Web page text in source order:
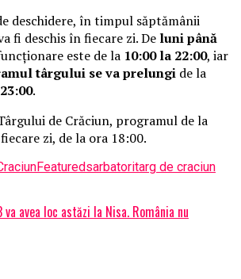
deschidere, în timpul săptămânii
fi deschis în fiecare zi. De luni până
este de la 10:00 la 22:00, iar
târgului se va prelungi de la
.
de Crăciun, programul de la
zi, de la ora 18:00.
Featuredsarbatoritarg de craciun
avea loc astăzi la Nisa. România nu